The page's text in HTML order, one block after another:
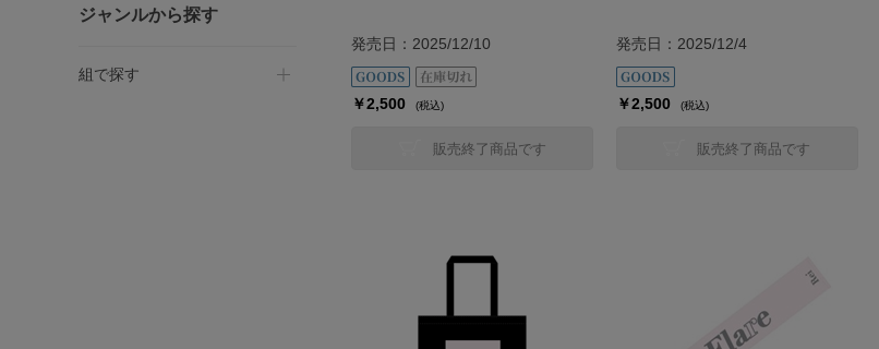
ジャンルから探す
組で探す
発売日：2025/12/10
￥2,500 (税込)
販売終了商品です
発売日：2025/12/4
￥2,500 (税込)
販売終了商品です